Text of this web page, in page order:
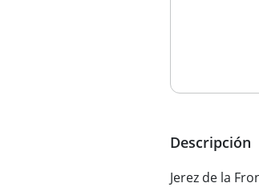
Descripción
Jerez de la